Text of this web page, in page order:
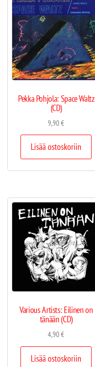
Pekka Pohjola: Space Waltz
(CD)
9,90€
Lisää ostoskoriin
Various Artists: Eilinen on
tänään (CD)
4,90€
Lisää ostoskoriin